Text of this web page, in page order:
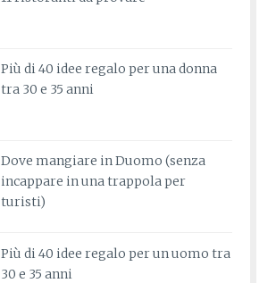
Più di 40 idee regalo per una donna
tra 30 e 35 anni
Dove mangiare in Duomo (senza
incappare in una trappola per
turisti)
Più di 40 idee regalo per un uomo tra
30 e 35 anni